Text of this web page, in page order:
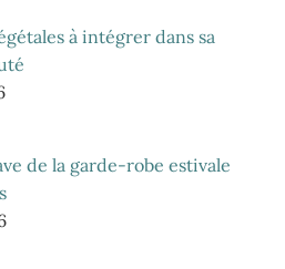
à intégrer dans sa
de la garde-robe estivale